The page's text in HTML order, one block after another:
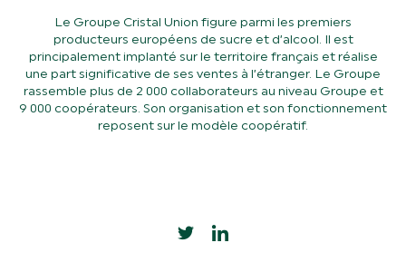
Le Groupe Cristal Union figure parmi les premiers
producteurs européens de sucre et d’alcool. Il est
principalement implanté sur le territoire français et réalise
une part significative de ses ventes à l’étranger. Le Groupe
rassemble plus de 2 000 collaborateurs au niveau Groupe et
9 000 coopérateurs. Son organisation et son fonctionnement
reposent sur le modèle coopératif.